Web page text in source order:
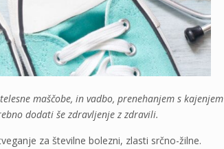
maščobe, in vadbo, prenehanjem s kajenjem
dodati še zdravljenje z zdravili.
za številne bolezni, zlasti srčno-žilne.